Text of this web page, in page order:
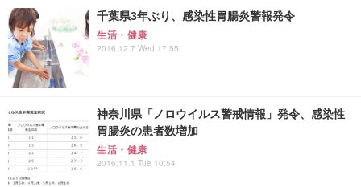
千葉県3年ぶり、感染性胃腸炎警報発令
生活・健康
2016.12.7 Wed 17:55
神奈川県「ノロウイルス警戒情報」発令、感染性
胃腸炎の患者数増加
生活・健康
2016.11.1 Tue 10:54